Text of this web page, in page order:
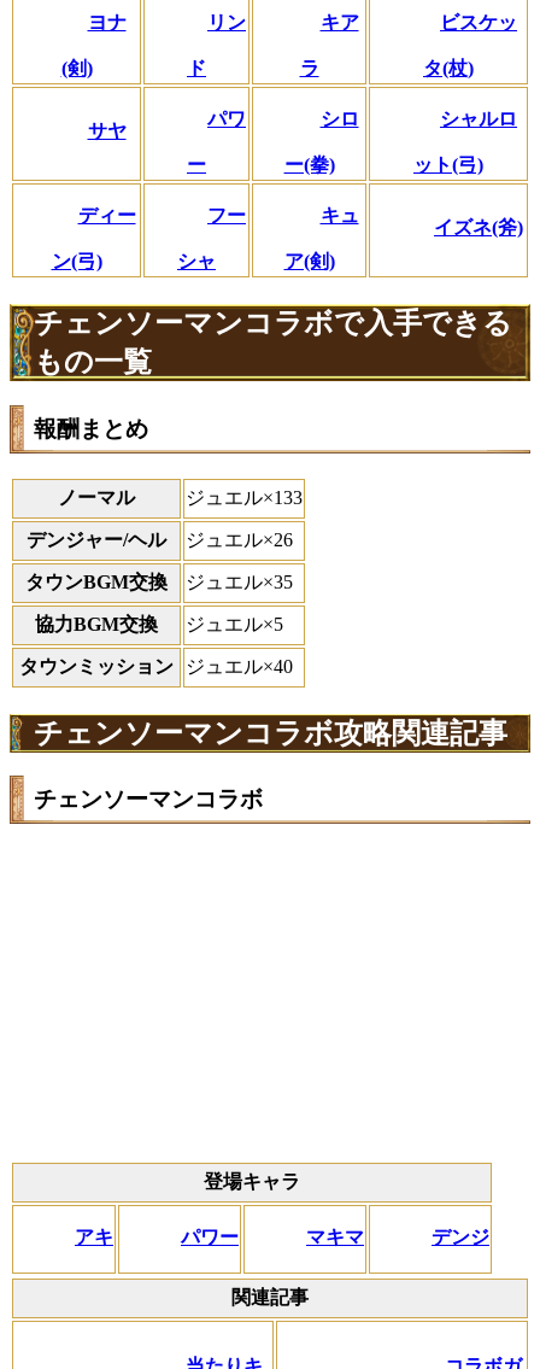
ヨナ
(剣)
リン
ド
キア
ラ
ビスケッ
タ(杖)
サヤ
パワ
ー
シロ
ー(拳)
シャルロ
ット(弓)
ディー
ン(弓)
フー
シャ
キュ
ア(剣)
イズネ(斧)
チェンソーマンコラボで入手できる
もの一覧
報酬まとめ
ノーマル ジュエル×133
デンジャー/ヘル ジュエル×26
タウンBGM交換 ジュエル×35
協力BGM交換 ジュエル×5
タウンミッション ジュエル×40
チェンソーマンコラボ攻略関連記事
チェンソーマンコラボ
登場キャラ
アキ パワー マキマ デンジ
関連記事